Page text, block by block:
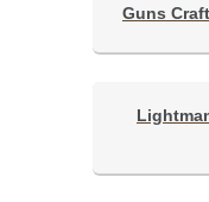
Guns